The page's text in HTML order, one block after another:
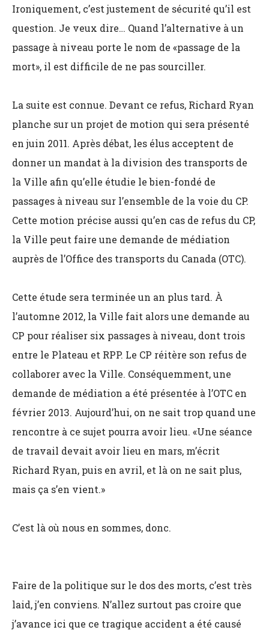
Ironiquement, c’est justement de sécurité qu’il est
question. Je veux dire… Quand l’alternative à un
passage à niveau porte le nom de «passage de la
mort», il est difficile de ne pas sourciller.
La suite est connue. Devant ce refus, Richard Ryan
planche sur un projet de motion qui sera présenté
en juin 2011. Après débat, les élus acceptent de
donner un mandat à la division des transports de
la Ville afin qu’elle étudie le bien-fondé de
passages à niveau sur l’ensemble de la voie du CP.
Cette motion précise aussi qu’en cas de refus du CP,
la Ville peut faire une demande de médiation
auprès de l’Office des transports du Canada (OTC).
Cette étude sera terminée un an plus tard. À
l’automne 2012, la Ville fait alors une demande au
CP pour réaliser six passages à niveau, dont trois
entre le Plateau et RPP. Le CP réitère son refus de
collaborer avec la Ville. Conséquemment, une
demande de médiation a été présentée à l’OTC en
février 2013. Aujourd’hui, on ne sait trop quand une
rencontre à ce sujet pourra avoir lieu. «Une séance
de travail devait avoir lieu en mars, m’écrit
Richard Ryan, puis en avril, et là on ne sait plus,
mais ça s’en vient.»
C’est là où nous en sommes, donc.
Faire de la politique sur le dos des morts, c’est très
laid, j’en conviens. N’allez surtout pas croire que
j’avance ici que ce tragique accident a été causé